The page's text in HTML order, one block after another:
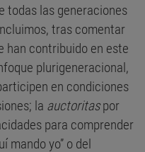
todas las generaciones
tras comentar
han contribuido en este
plurigeneracional,
en condiciones
la auctoritaspor
para comprender
mando yo” o del